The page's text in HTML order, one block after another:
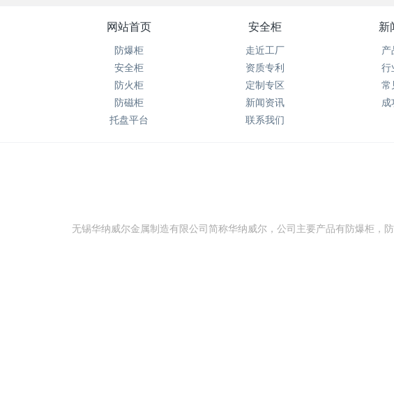
网站首页
防爆柜
安全柜
防火柜
防磁柜
托盘平台
安全柜
走近工厂
资质专利
定制专区
新闻资讯
联系我们
新
产
行
常
成
无锡华纳威尔金属制造有限公司简称华纳威尔，公司主要产品有防爆柜